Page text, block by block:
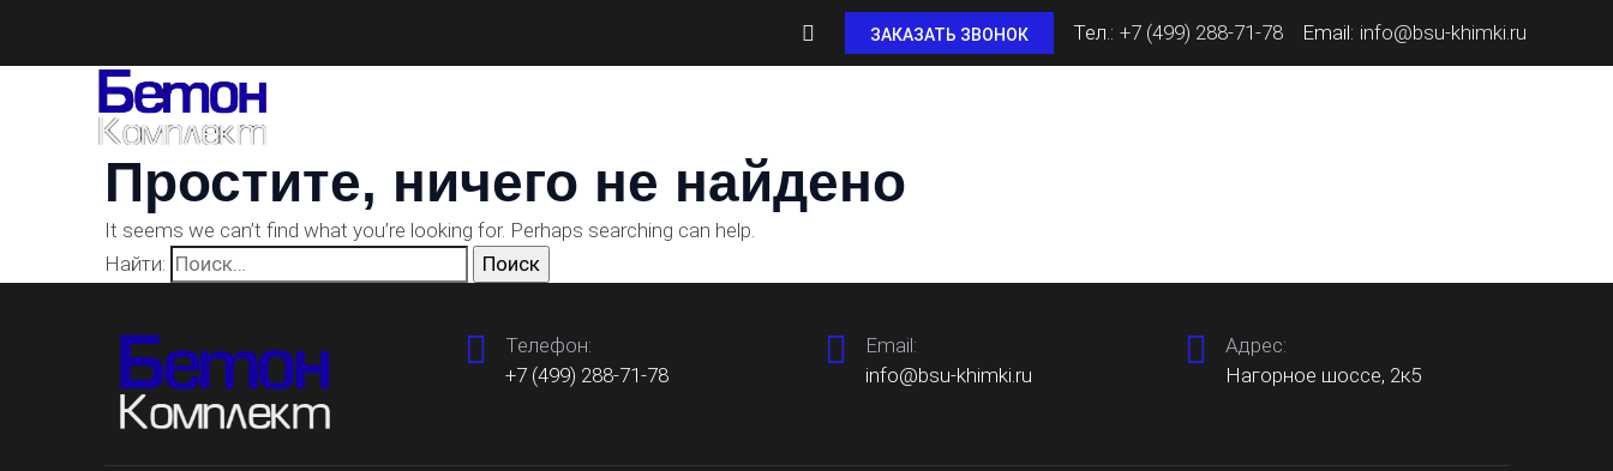
ЗАКАЗАТЬ ЗВОНОК Тел.: +7 (499) 288-71-78 Email: info@bsu-khimki.ru
Простите, ничего не найдено
It seems we can’t find what you’re looking for. Perhaps searching can help.
Найти:
Телефон:
+7 (499) 288-71-78
Email:
info@bsu-khimki.ru
Адрес:
Нагорное шоссе, 2к5